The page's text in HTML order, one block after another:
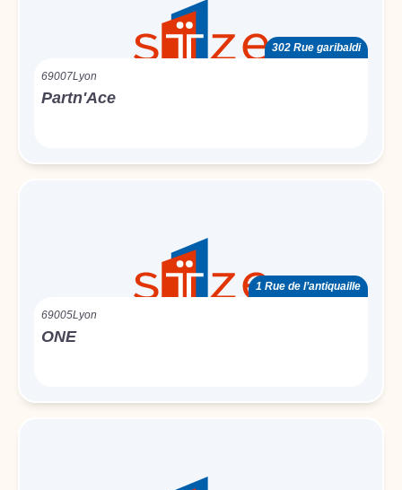
302 Rue garibaldi
69007Lyon
Partn'Ace
1 Rue de l’antiquaille
69005Lyon
ONE